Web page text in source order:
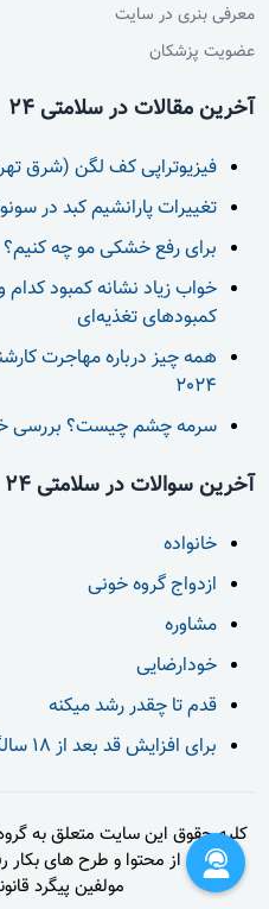
معرفی بنری در سایت
عضویت پزشکان
آخرین مقالات در سلامتی 24
فیزیوتراپی کف لگن (شرق
تغییرات پارانشیم کبد در
برای رفع خشکی مو چه کنیم؟
خواب زیاد نشانه کمبود
کمبودهای تغذیه‌ای
همه چیز درباره مهاجرت
2024
سرمه چشم چیست؟ بررسی
آخرین سوالات در سلامتی 24
خانواده
ازدواج گروه خونی
مشاوره
خودارضایی
قدم تا چقدر رشد میکنه
برای افزایش قد بعد از 18 سالگی باید چه کرد
برداری از محتوا و طرح های
مولفین پیگرد